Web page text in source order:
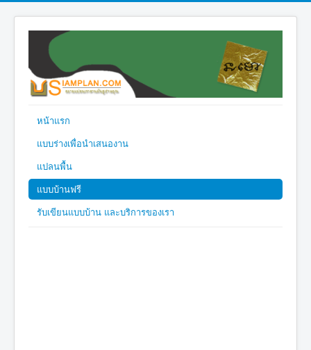
หน้าแรก
แบบร่างเพื่อนำเสนองาน
แปลนพื้น
แบบบ้านฟรี
รับเขียนแบบบ้าน และบริการของเรา